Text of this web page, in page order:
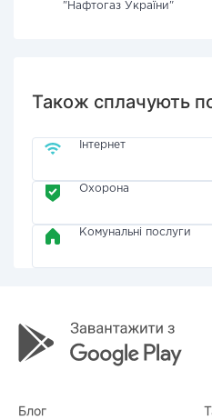
"Нафтогаз України"
Також сплачують
Інтернет
Охорона
Комунальні послуги
Блог